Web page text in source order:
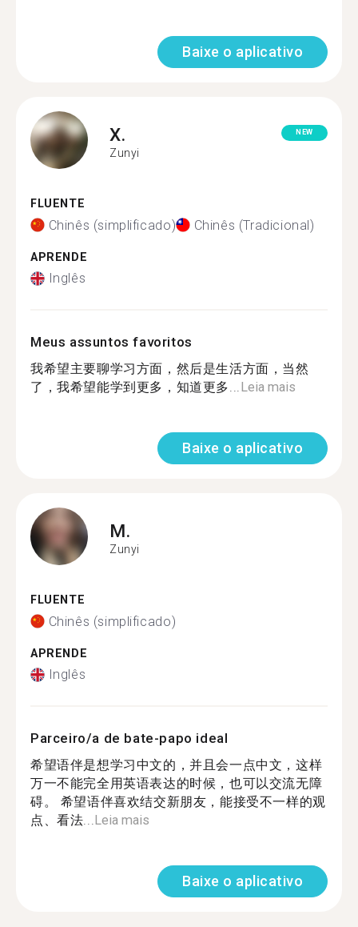
Baixe o aplicativo
X.
Zunyi
NEW
FLUENTE
Chinês (simplificado) Chinês (Tradicional)
APRENDE
Inglês
Meus assuntos favoritos
我希望主要聊学习方面，然后是生活方面，当然
了，我希望能学到更多，知道更多...Leia mais
Baixe o aplicativo
M.
Zunyi
FLUENTE
Chinês (simplificado)
APRENDE
Inglês
Parceiro/a de bate-papo ideal
希望语伴是想学习中文的，并且会一点中文，这样
万一不能完全用英语表达的时候，也可以交流无障
碍。 希望语伴喜欢结交新朋友，能接受不一样的观
点、看法...Leia mais
Baixe o aplicativo